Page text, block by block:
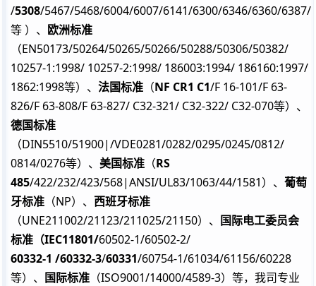
/5308/5467/5468/6004/6007/6141/6300/6346/6360/6387/
等 ）、 欧洲标准
（EN50173/50264/50265/50266/50288/50306/50382/
10257-1:1998/ 10257-2:1998/ 186003:1994/ 186160:1997/
1862:1998等）、 法国标准 （NF CR1 C1/F 16-101/F 63-
826/F 63-808/F 63-827/ C32-321/ C32-322/ C32-070等）、
德国标准
（DIN5510/51900|/VDE0281/0282/0295/0245/0812/
0814/0276等）、 美国标准 （RS
485/422/232/423/568|ANSI/UL83/1063/44/1581）、 葡萄
牙标准 （NP）、 西班牙标准
（UNE211002/21123/211025/21150）、 国际电工委员会
标准（IEC11801/60502-1/60502-2/
60332-1 /60332-3/60331/60754-1/61034/61156/60228
等）、 国际标准 （ISO9001/14000/4589-3）等，我司专业